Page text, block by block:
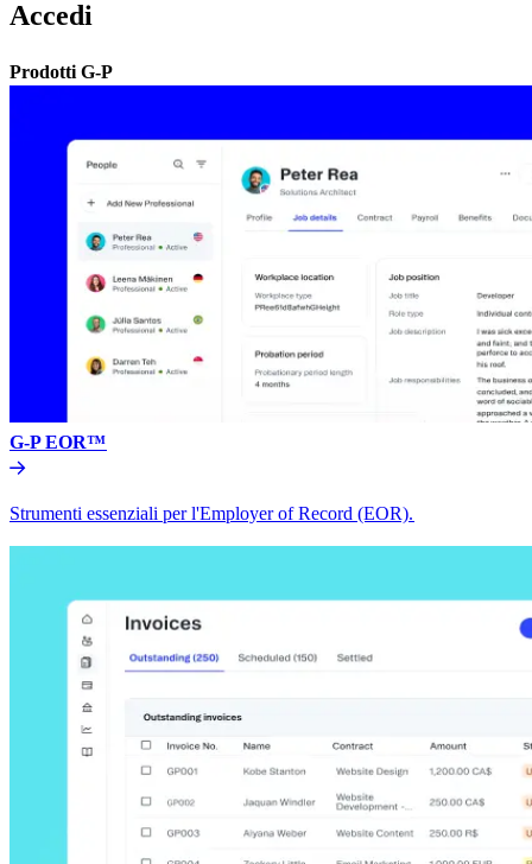
Accedi​​
Prodotti G-P​​
G-P EOR™​​
Strumenti essenziali per l'Employer of Record (EOR).​​